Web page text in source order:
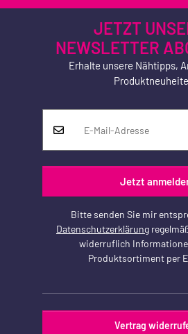
JETZT
NEWSLETTER
Erhalte unsere Nähtipps,
Jetzt
Bitte senden Sie mir
Datenschutzerklärung
widerruflich
Produktsortiment per
Vertrag